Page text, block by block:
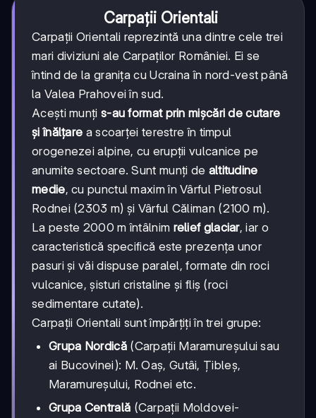
Carpații Orientali
Carpații Orientali reprezintă una dintre cele trei
mari diviziuni ale Carpaților României. Ei se
întind de la granița cu Ucraina în nord-vest până
la Valea Prahovei în sud.
Acești munți s-au format prin mișcări de cutare
și înălțare a scoarței terestre în timpul
orogenezei alpine, cu erupții vulcanice pe
anumite sectoare. Sunt munți de altitudine
medie, cu punctul maxim în Vârful Pietrosul
Rodnei (2303 m) și Vârful Căliman (2100 m).
La peste 2000 m întâlnim relief glaciar, iar o
caracteristică specifică este prezența unor
pasuri și văi dispuse paralel, formate din roci
vulcanice, șisturi cristaline și fliș (roci
sedimentare cutate).
Carpații Orientali sunt împărțiți în trei grupe:
Grupa Nordică(Carpații Maramureșului sau
ai Bucovinei): M. Oaș, Gutâi, Țibleș,
Maramureșului, Rodnei etc.
Grupa Centrală (Carpații Moldovei-